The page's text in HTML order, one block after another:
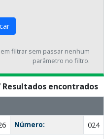
filtrar sem passar nenhum
parâmetro no filtro.
Resultados encontrados
Número:
024